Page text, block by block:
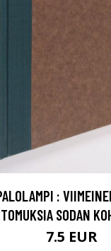
:
SODAN
7.5 EUR